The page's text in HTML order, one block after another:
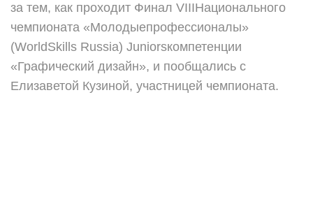
за тем, как проходит Финал VIIIНационального
чемпионата «Молодыепрофессионалы»
(WorldSkills Russia) Juniorsкомпетенции
«Графический дизайн», и пообщались с
Елизаветой Кузиной, участницей чемпионата.